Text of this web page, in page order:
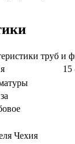
труб и
15
Чехия